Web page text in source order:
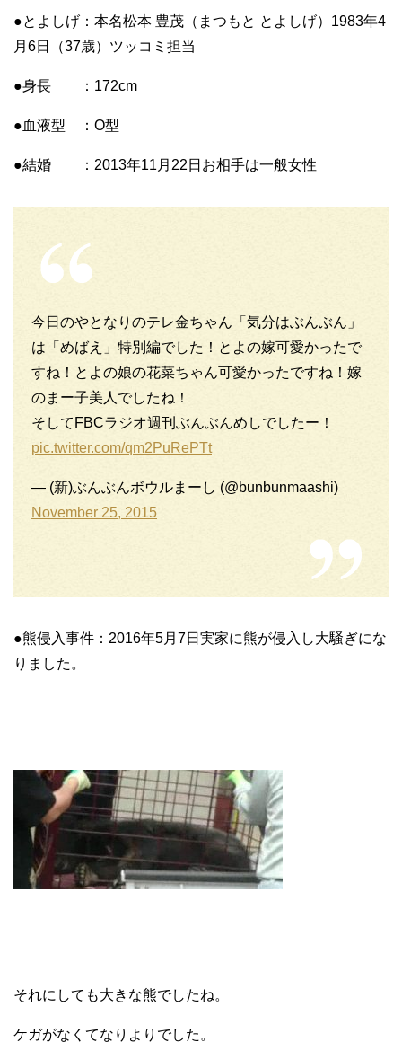
●とよしげ：本名松本 豊茂（まつもと とよしげ）1983年4
月6日（37歳）ツッコミ担当
●身長 ：172cm
●血液型 ：O型
●結婚 ：2013年11月22日お相手は一般女性
今日のやとなりのテレ金ちゃん「気分はぶんぶん」
は「めばえ」特別編でした！とよの嫁可愛かったで
すね！とよの娘の花菜ちゃん可愛かったですね！嫁
のまー子美人でしたね！
そしてFBCラジオ週刊ぶんぶんめしでしたー！
pic.twitter.com/qm2PuRePTt
— (新)ぶんぶんボウルまーし (@bunbunmaashi)
November 25, 2015
●熊侵入事件：2016年5月7日実家に熊が侵入し大騒ぎにな
りました。
それにしても大きな熊でしたね。
ケガがなくてなりよりでした。